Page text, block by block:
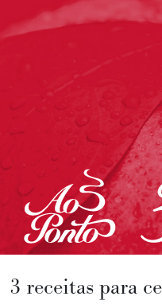
3 receitas para